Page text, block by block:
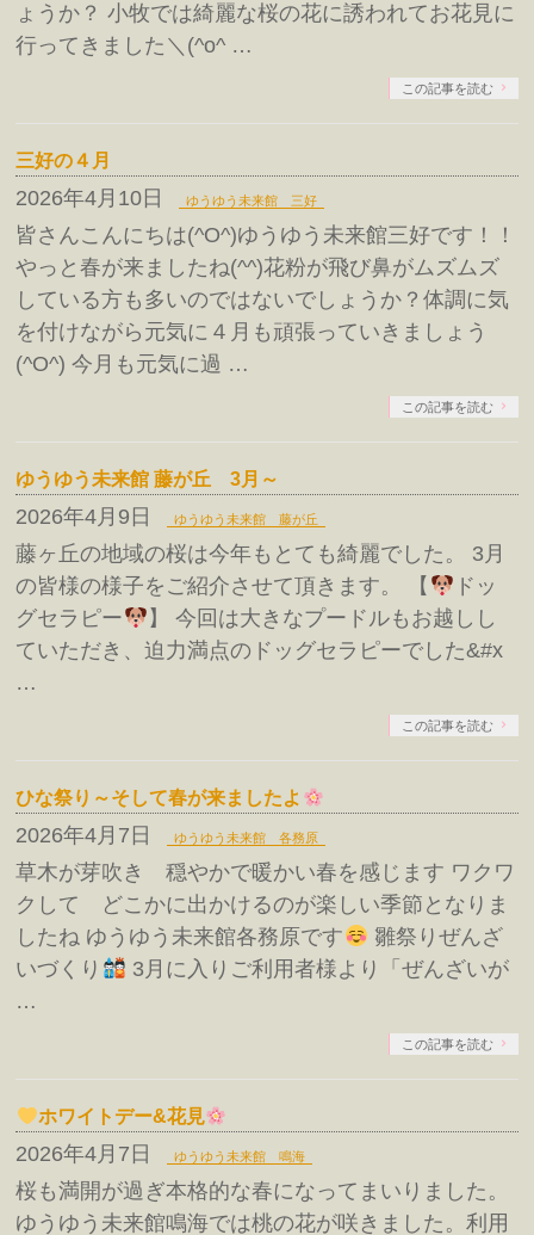
ょうか？ 小牧では綺麗な桜の花に誘われてお花見に
行ってきました＼(^o^ …
この記事を読む
三好の４月
2026年4月10日 ゆうゆう未来館 三好
皆さんこんにちは(^O^)ゆうゆう未来館三好です！！
やっと春が来ましたね(^^)花粉が飛び鼻がムズムズ
している方も多いのではないでしょうか？体調に気
を付けながら元気に４月も頑張っていきましょう
(^O^) 今月も元気に過 …
この記事を読む
ゆうゆう未来館 藤が丘 3月～
2026年4月9日 ゆうゆう未来館 藤が丘
藤ヶ丘の地域の桜は今年もとても綺麗でした。 3月
の皆様の様子をご紹介させて頂きます。 【
ドッ
グセラピー
】 今回は大きなプードルもお越しし
ていただき、迫力満点のドッグセラピーでした&#x
…
この記事を読む
ひな祭り～そして春が来ましたよ
2026年4月7日 ゆうゆう未来館 各務原
草木が芽吹き 穏やかで暖かい春を感じます ワクワ
クして どこかに出かけるのが楽しい季節となりま
したね ゆうゆう未来館各務原です
雛祭りぜんざ
いづくり
3月に入りご利用者様より「ぜんざいが
…
この記事を読む
ホワイトデー&花見
2026年4月7日 ゆうゆう未来館 鳴海
桜も満開が過ぎ本格的な春になってまいりました。
ゆうゆう未来館鳴海では桃の花が咲きました。利用